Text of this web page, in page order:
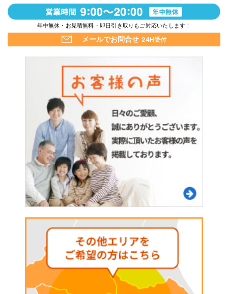
年中無休・お見積無料・即日引き取りもご対応いたします！
メールでお問合せ 24H受付